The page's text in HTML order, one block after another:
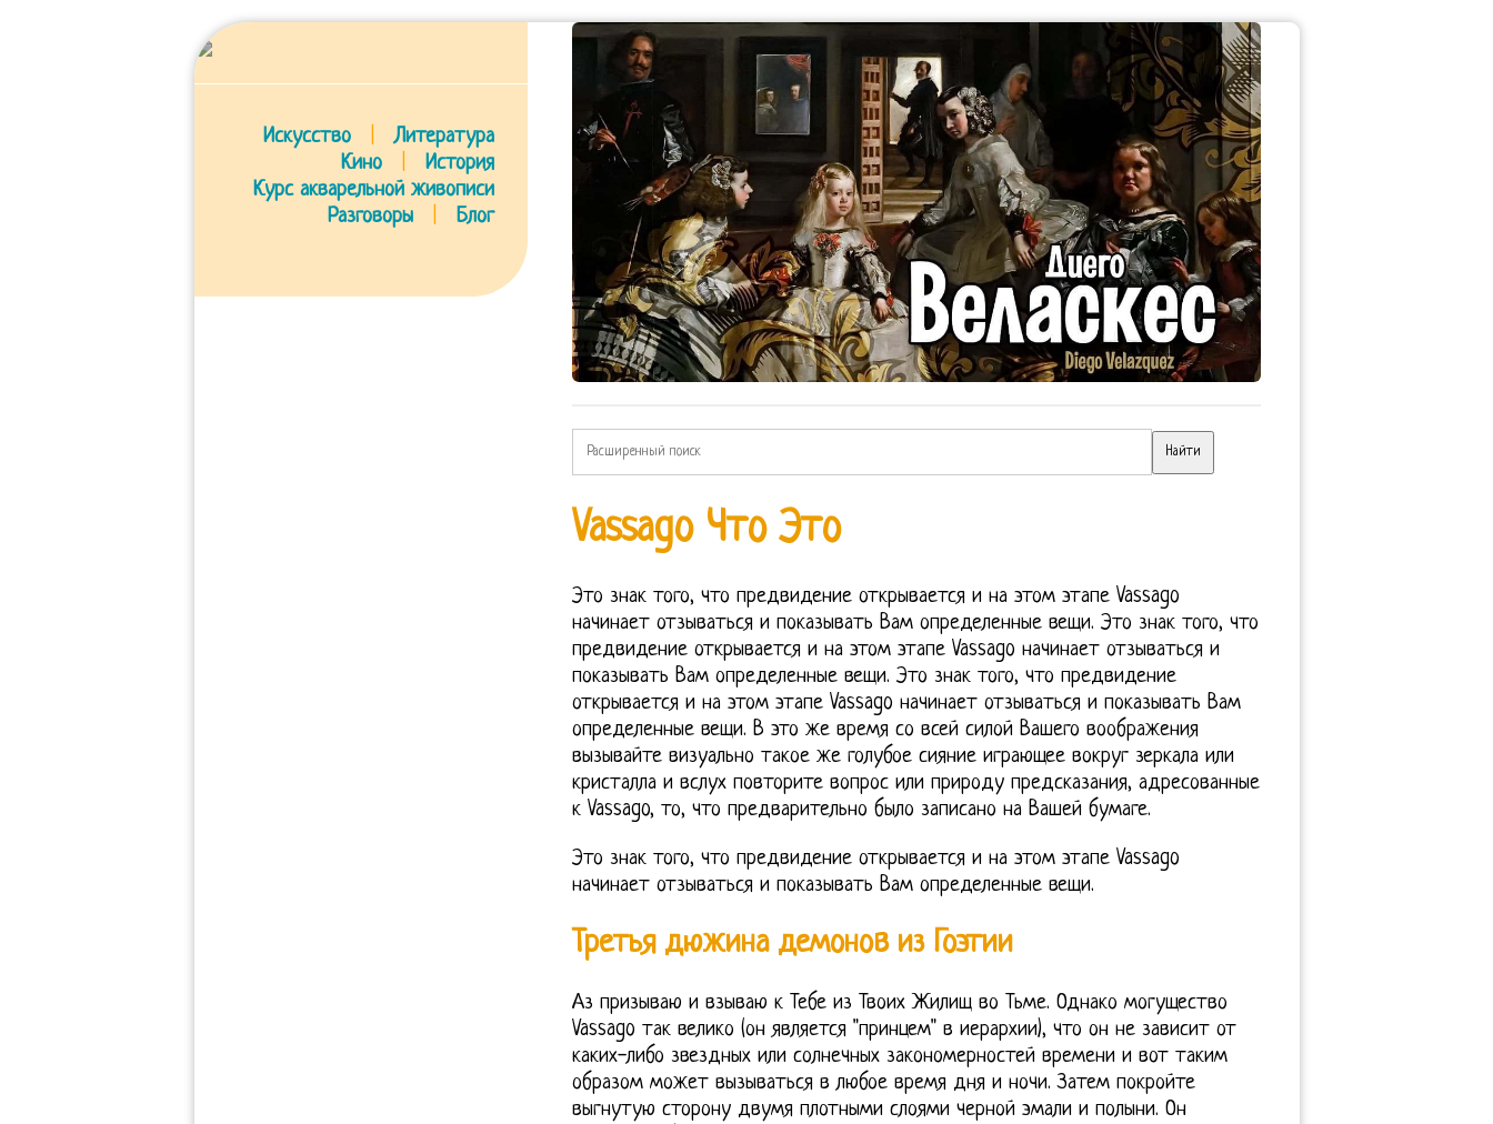
Искусство
Литература
Кино
История
Курс акварельной живописи
Разговоры
Блог
Vassago Что Это
Это знак того, что предвидение открывается и на этом этапе Vassago
начинает отзываться и показывать Вам определенные вещи. Это знак того, что
предвидение открывается и на этом этапе Vassago начинает отзываться и
показывать Вам определенные вещи. Это знак того, что предвидение
открывается и на этом этапе Vassago начинает отзываться и показывать Вам
определенные вещи. В это же время со всей силой Вашего воображения
вызывайте визуально такое же голубое сияние играющее вокруг зеркала или
кристалла и вслух повторите вопрос или природу предсказания, адресованные
к Vassago, то, что предварительно было записано на Вашей бумаге.
Это знак того, что предвидение открывается и на этом этапе Vassago
начинает отзываться и показывать Вам определенные вещи.
Третья дюжина демонов из Гоэтии
Аз призываю и взываю к Тебе из Твоих Жилищ во Тьме. Однако могущество
Vassago так велико (он является "принцем" в иерархии), что он не зависит от
каких-либо звездных или солнечных закономерностей времени и вот таким
образом может вызываться в любое время дня и ночи. Затем покройте
выгнутую сторону двумя плотными слоями черной эмали и полыни. Он